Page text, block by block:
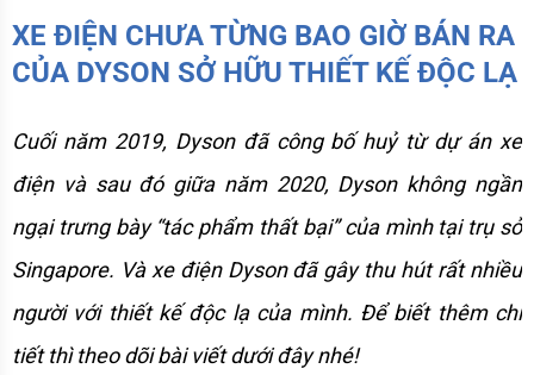
XE ĐIỆN CHƯA TỪNG BAO GIỜ BÁN RA
CỦA DYSON SỞ HỮU THIẾT KẾ ĐỘC LẠ
Cuối năm 2019, Dyson đã công bố huỷ từ dự án xe
điện và sau đó giữa năm 2020, Dyson không ngần
ngại trưng bày “tác phẩm thất bại” của mình tại trụ sở
Singapore. Và xe điện Dyson đã gây thu hút rất nhiều
người với thiết kế độc lạ của mình. Để biết thêm chi
tiết thì theo dõi bài viết dưới đây nhé!